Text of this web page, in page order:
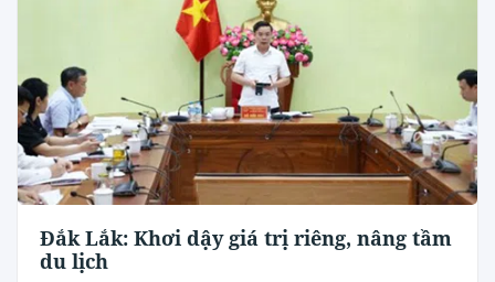
Đắk Lắk: Khơi dậy giá trị riêng, nâng tầm
du lịch